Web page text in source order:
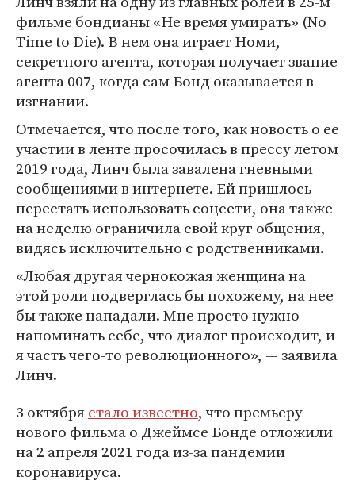
фильме бондианы «Не время умирать» (No
Time to Die). В нем она играет Номи,
секретного агента, которая получает звание
агента 007, когда сам Бонд оказывается в
изгнании.
Отмечается, что после того, как новость о ее
участии в ленте просочилась в прессу летом
2019 года, Линч была завалена гневными
сообщениями в интернете. Ей пришлось
перестать использовать соцсети, она также
на неделю ограничила свой круг общения,
видясь исключительно с родственниками.
«Любая другая чернокожая женщина на
этой роли подверглась бы похожему, на нее
бы также нападали. Мне просто нужно
напоминать себе, что диалог происходит, и
я часть чего-то революционного», — заявила
Линч.
3 октябрястало известно, что премьеру
нового фильма о Джеймсе Бонде отложили
на 2 апреля 2021 года из-за пандемии
коронавируса.